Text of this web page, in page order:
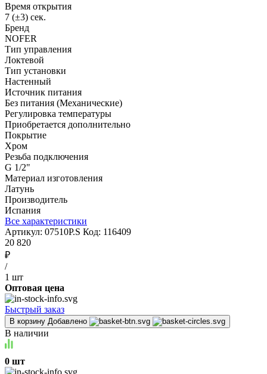
Время открытия
7 (±3) сек.
Бренд
NOFER
Тип управления
Локтевой
Тип установки
Настенный
Источник питания
Без питания (Механические)
Регулировка температуры
Приобретается дополнительно
Покрытие
Хром
Резьба подключения
G 1/2"
Материал изготовления
Латунь
Производитель
Испания
Все характеристики
Артикул: 07510P.S Код: 116409
20 820
₽
/
1 шт
Оптовая цена
Быстрый заказ
В корзину Добавлено
В наличии
0 шт